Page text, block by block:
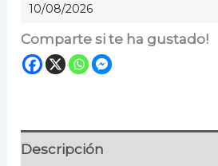
10/08/2026
Comparte si te ha gustado!
Descripción